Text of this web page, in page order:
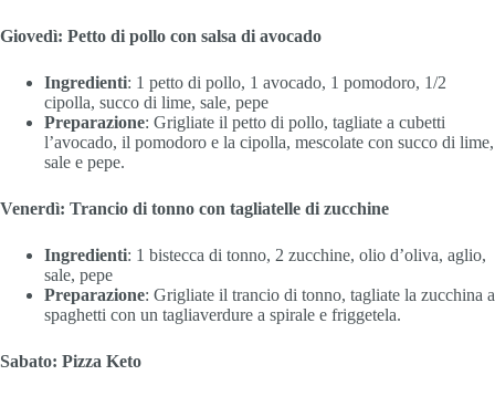
Giovedì: Petto di pollo con salsa di avocado
Ingredienti: 1 petto di pollo, 1 avocado, 1 pomodoro, 1/2
cipolla, succo di lime, sale, pepe
Preparazione: Grigliate il petto di pollo, tagliate a cubetti
l’avocado, il pomodoro e la cipolla, mescolate con succo di lime,
sale e pepe.
Venerdì: Trancio di tonno con tagliatelle di zucchine
Ingredienti: 1 bistecca di tonno, 2 zucchine, olio d’oliva, aglio,
sale, pepe
Preparazione: Grigliate il trancio di tonno, tagliate la zucchina a
spaghetti con un tagliaverdure a spirale e friggetela.
Sabato: Pizza Keto